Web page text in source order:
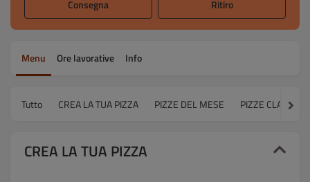
Consegna Ritiro
Menu Ore lavorative Info
Tutto CREA LA TUA PIZZA PIZZE DEL MESE PIZZE
CREA LA TUA PIZZA